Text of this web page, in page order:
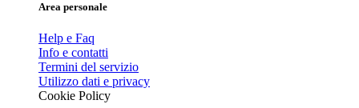
Area personale
Help e Faq
Info e contatti
Termini del servizio
Utilizzo dati e privacy
Cookie Policy